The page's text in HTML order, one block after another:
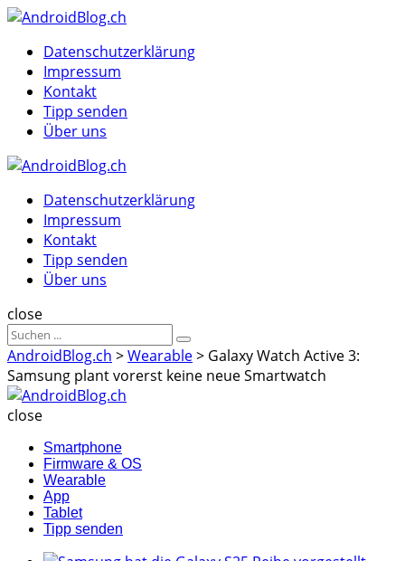
Menu
MenuDatenschutzerklärung
Impressum
Kontakt
Tipp senden
Über uns
Datenschutzerklärung
Impressum
Kontakt
Tipp senden
Über uns
Suche
close
Sucheergebnisse
für
Suche
AndroidBlog.ch >Wearable> Galaxy Watch Active 3:
Samsung plant vorerst keine neue Smartwatch
close
Smartphone
Firmware & OS
Wearable
App
Tablet
Tipp senden